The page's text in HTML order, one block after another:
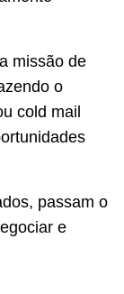
missão de
o
cold mail
passam o
e